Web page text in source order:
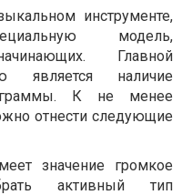
инструменте,
модель,
Главной
является наличие
К не менее
отнести следующие
значение громкое
активный тип